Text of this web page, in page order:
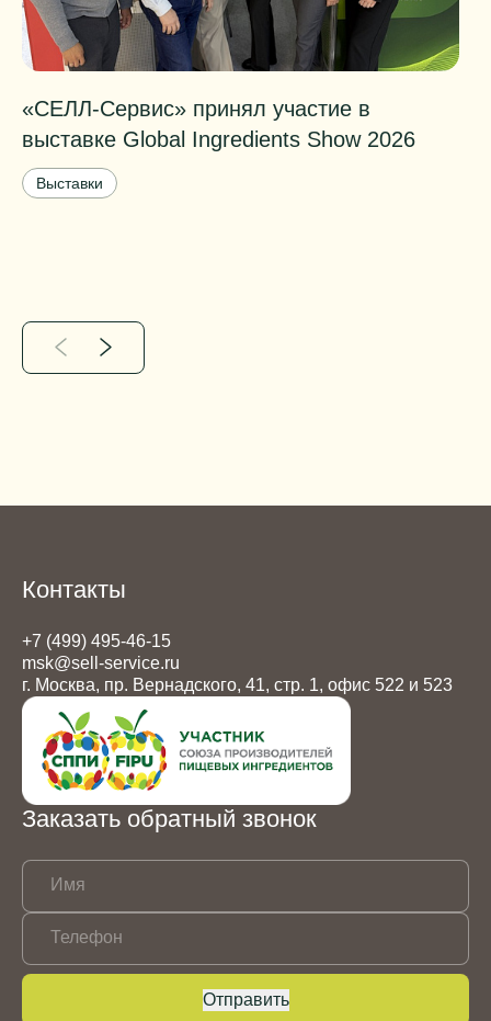
«СЕЛЛ-Сервис» принял участие в
выставке Global Ingredients Show 2026
Выставки
Контакты
+7 (499) 495-46-15
msk@sell-service.ru
г. Москва, пр. Вернадского, 41, стр. 1, офис 522 и 523
Заказать обратный звонок
Имя
Телефон
Отправить